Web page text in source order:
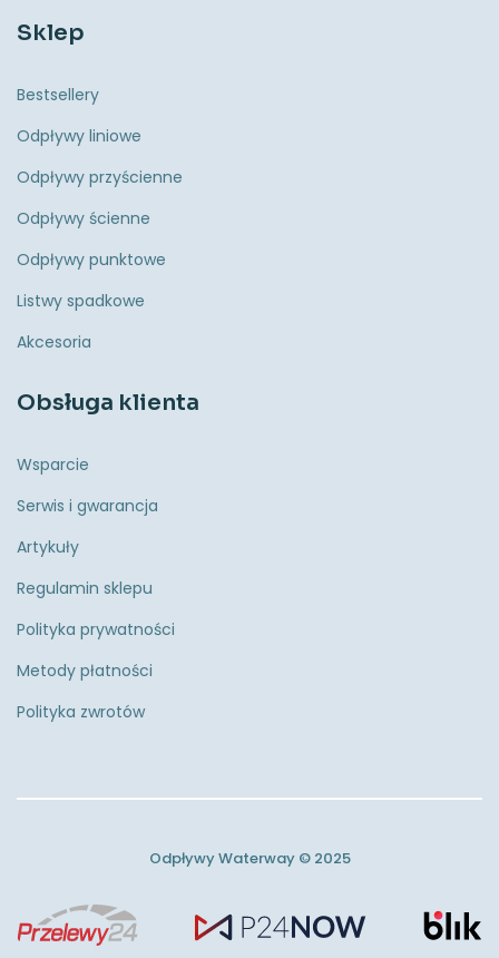
Sklep
Bestsellery
Odpływy liniowe
Odpływy przyścienne
Odpływy ścienne
Odpływy punktowe
Listwy spadkowe
Akcesoria
Obsługa klienta
Wsparcie
Serwis i gwarancja
Artykuły
Regulamin sklepu
Polityka prywatności
Metody płatności
Polityka zwrotów
Odpływy Waterway © 2025